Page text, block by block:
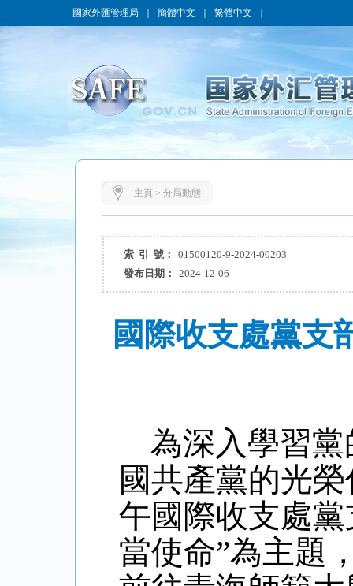
國家外匯管理局 簡體中文 繁體中文
主頁 > 分局動態
索 引 號：
01500120-9-2024-00203
發布日期：
2024-12-06
國際收支處黨支
為深入學習
國共產黨的光
午國際收支處
當使命”為主題